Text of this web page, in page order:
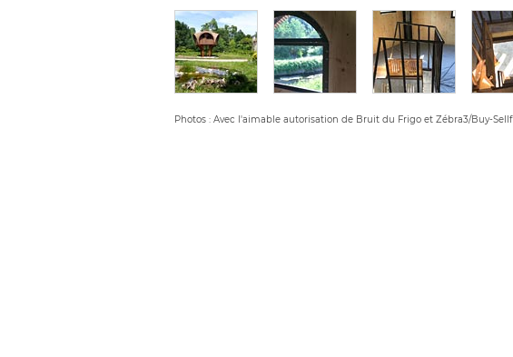
Photos : Avec l'aimable autorisation de Bruit du Frigo et Zébra3/Buy-Sellf